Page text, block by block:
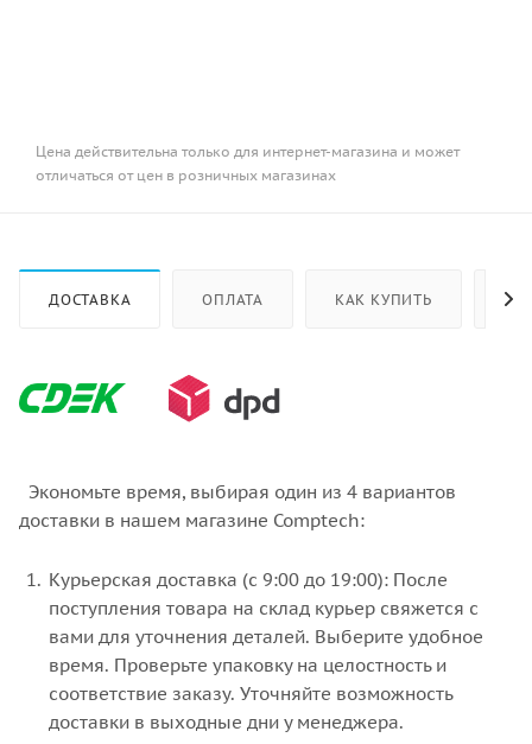
Цена действительна только для интернет-магазина и может
отличаться от цен в розничных магазинах
ДОСТАВКА ОПЛАТА КАК КУПИТЬ
Экономьте время, выбирая один из 4 вариантов
доставки в нашем магазине Comptech:
Курьерская доставка (с 9:00 до 19:00): После
поступления товара на склад курьер свяжется с
вами для уточнения деталей. Выберите удобное
время. Проверьте упаковку на целостность и
соответствие заказу. Уточняйте возможность
доставки в выходные дни у менеджера.